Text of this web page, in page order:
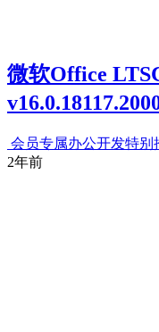
微软Office
会员专属办公开发特别
2年前